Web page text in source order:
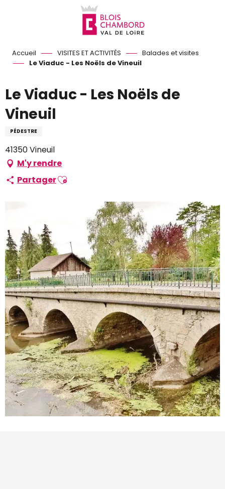
Accueil VISITES ET ACTIVITÉS
Balades et visites
Le Viaduc - Les Noëls de Vineuil
Le Viaduc - Les Noëls de
Vineuil
PÉDESTRE
41350 Vineuil
M'y rendre
PartagerAjouter aux favoris